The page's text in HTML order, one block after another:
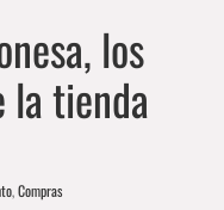
los
la tienda
,Compras